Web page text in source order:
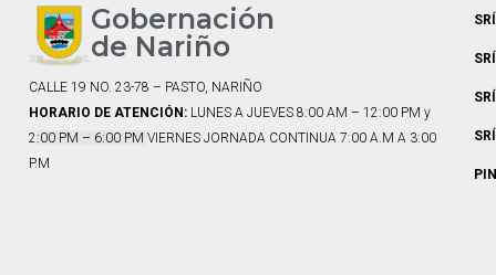
Gobernación
de Nariño
CALLE 19 NO. 23-78 – PASTO, NARIÑO
HORARIO DE ATENCIÓN: LUNES A JUEVES 8:00 AM – 12:00 PM y
2:00 PM – 6:00 PMVIERNES JORNADA CONTINUA 7:00 A.M A 3:00
P.M